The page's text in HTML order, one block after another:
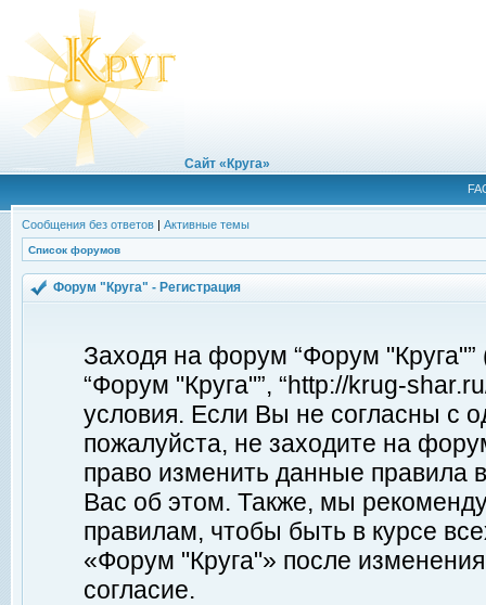
Сайт «Круга»
Сообщения без ответов | Активные темы
Список форумов
Форум "Круга" - Регистрация
Заходя на форум “Форум
“Форум "Круга"”, “http://krug-
условия. Если Вы не согласны с
пожалуйста, не заходите на
право изменить данные правила
Вас об этом. Также, мы
правилам, чтобы быть в курсе
«Форум "Круга"» после
согласие.